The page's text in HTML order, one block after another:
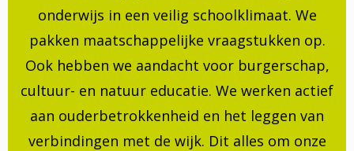
onderwijs in een veilig schoolklimaat. We
pakken maatschappelijke vraagstukken op.
Ook hebben we aandacht voor burgerschap,
cultuur- en natuur educatie. We werken actief
aan ouderbetrokkenheid en het leggen van
verbindingen met de wijk. Dit alles om onze